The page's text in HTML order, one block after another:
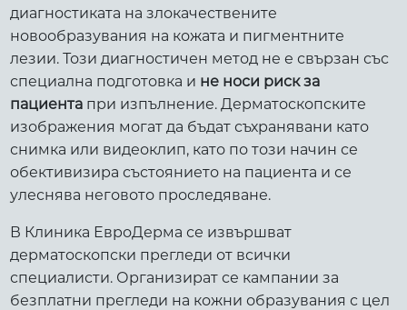
диагностиката на злокачествените
новообразувания на кожата и пигментните
лезии. Този диагностичен метод не е свързан със
специална подготовка и не носи риск за
пациента при изпълнение. Дерматоскопските
изображения могат да бъдат съхранявани като
снимка или видеоклип, като по този начин се
обективизира състоянието на пациента и се
улеснява неговото проследяване.
В Клиника ЕвроДерма се извършват
дерматоскопски прегледи от всички
специалисти. Организират се кампании за
безплатни прегледи на кожни образувания с цел